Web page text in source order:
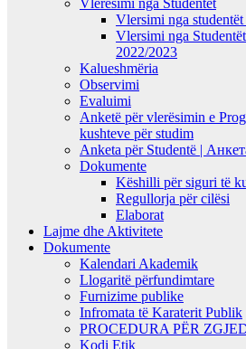
Vlersimi nga
Vlersimi nga
2022/2023
Kalueshmëria
Observimi
Evaluimi
Anketë për vlerësimin e
kushteve për studim
Anketa për Studentë |
Dokumente
Këshilli për siguri të
Regullorja për cilësi
Elaborat
Lajme dhe Aktivitete
Dokumente
Kalendari Akademik
Llogaritë përfundimtare
Furnizime publike
Infromata të Karaterit Publik
PROCEDURA PËR
Kodi Etik